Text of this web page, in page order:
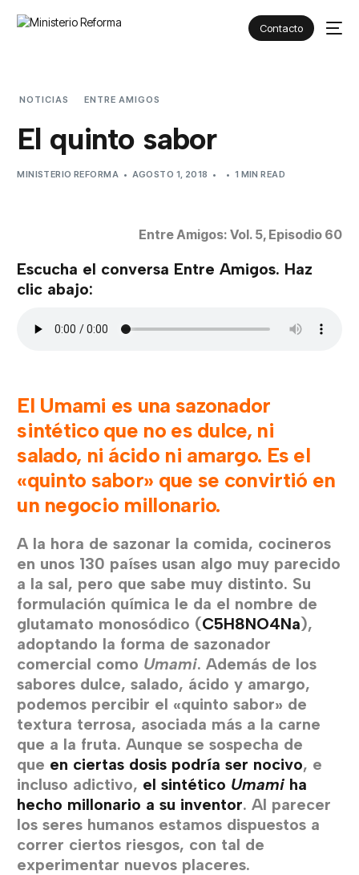
Contacto
NOTICIAS ENTRE AMIGOS
El quinto sabor
MINISTERIO REFORMA AGOSTO 1, 2018 1 MIN READ
Entre Amigos: Vol. 5, Episodio 60
Escucha el conversa Entre Amigos. Haz
clic abajo:
El Umami es una sazonador
sintético que no es dulce, ni
salado, ni ácido ni amargo. Es el
«quinto sabor» que se convirtió en
un negocio millonario.
A la hora de sazonar la comida, cocineros
en unos 130 países usan algo muy parecido
a la sal, pero que sabe muy distinto. Su
formulación química le da el nombre de
glutamato monosódico (C5H8NO4Na),
adoptando la forma de sazonador
comercial como Umami. Además de los
sabores dulce, salado, ácido y amargo,
podemos percibir el «quinto sabor» de
textura terrosa, asociada más a la carne
que a la fruta. Aunque se sospecha de
que en ciertas dosis podría ser nocivo, e
incluso adictivo, el sintético Umami ha
hecho millonario a su inventor. Al parecer
los seres humanos estamos dispuestos a
correr ciertos riesgos, con tal de
experimentar nuevos placeres.